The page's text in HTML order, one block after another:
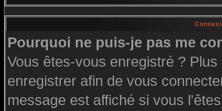
Pourquoi ne puis-je pas me
Vous êtes-vous enregistré ?
enregistrer afin de vous
message est affiché si vous